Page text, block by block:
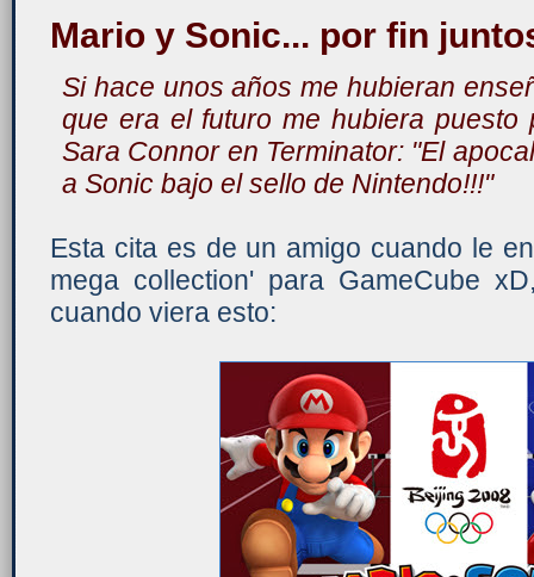
Mario y Sonic... por fin
Si hace unos años me hubieran
que era el futuro me hubiera puesto
Sara Connor en Terminator: "El
a Sonic bajo el sello de Nintendo!!!"
Esta cita es de un amigo cuando le
mega collection' para GameCube
cuando viera esto: